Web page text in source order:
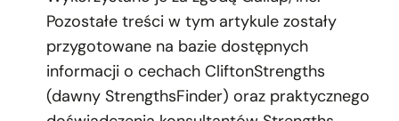
Pozostałe treści w tym artykule zostały
przygotowane na bazie dostępnych
informacji o cechach CliftonStrengths
(dawny StrengthsFinder) oraz praktycznego